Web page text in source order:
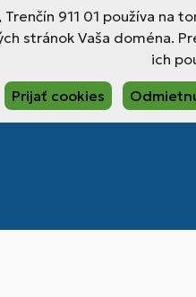
911 01 používa
stránok Vaša doména.
ich
Prijať cookies